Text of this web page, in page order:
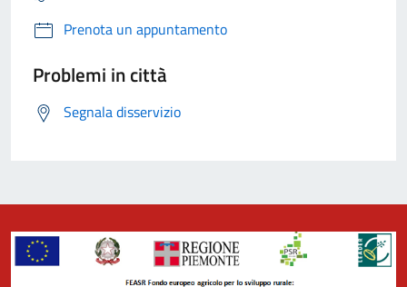
Prenota un appuntamento
Problemi in città
Segnala disservizio